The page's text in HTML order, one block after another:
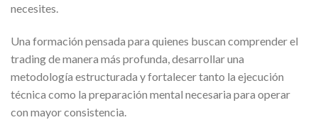
necesites.
Una formación pensada para quienes buscan comprender el
trading de manera más profunda, desarrollar una
metodología estructurada y fortalecer tanto la ejecución
técnica como la preparación mental necesaria para operar
con mayor consistencia.